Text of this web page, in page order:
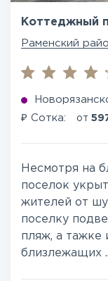
Коттеджный
Раменский
₽ Сотка: от
Несмотря на
поселок
жителей от
поселку
пляж, а тажке
близлежащих